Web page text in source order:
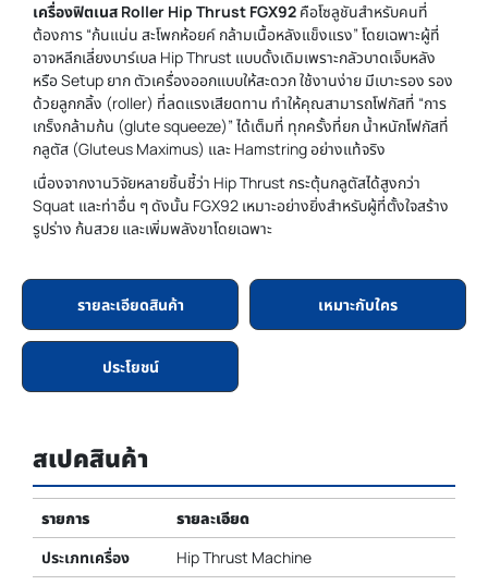
เครื่องฟิตเนส Roller Hip Thrust FGX92 คือโซลูชันสำหรับคนที่
ต้องการ “ก้นแน่น สะโพกห้อยค์ กล้ามเนื้อหลังแข็งแรง” โดยเฉพาะผู้ที่
อาจหลีกเลี่ยงบาร์เบล Hip Thrust แบบดั้งเดิมเพราะกลัวบาดเจ็บหลัง
หรือ Setup ยาก ตัวเครื่องออกแบบให้สะดวก ใช้งานง่าย มีเบาะรอง รอง
ด้วยลูกกลิ้ง (roller) ที่ลดแรงเสียดทาน ทำให้คุณสามารถโฟกัสที่ “การ
เกร็งกล้ามก้น (glute squeeze)” ได้เต็มที่ ทุกครั้งที่ยก น้ำหนักโฟกัสที่
กลูตัส (Gluteus Maximus) และ Hamstring อย่างแท้จริง
เนื่องจากงานวิจัยหลายชิ้นชี้ว่า Hip Thrust กระตุ้นกลูตัสได้สูงกว่า
Squat และท่าอื่น ๆ ดังนั้น FGX92 เหมาะอย่างยิ่งสำหรับผู้ที่ตั้งใจสร้าง
รูปร่าง ก้นสวย และเพิ่มพลังขาโดยเฉพาะ
รายละเอียดสินค้า เหมาะกับใคร
ประโยชน์
สเปคสินค้า
รายการ
รายละเอียด
ประเภทเครื่อง
Hip Thrust Machine